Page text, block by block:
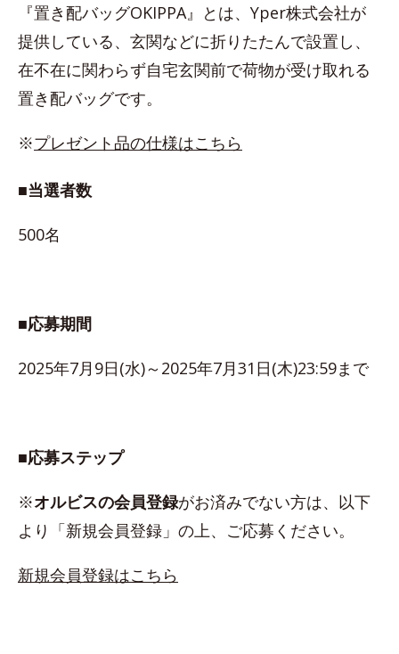
『置き配バッグOKIPPA』とは、Yper株式会社が
提供している、玄関などに折りたたんで設置し、
在不在に関わらず自宅玄関前で荷物が受け取れる
置き配バッグです。
※プレゼント品の仕様はこちら
■当選者数
500名
■応募期間
2025年7月9日(水)～2025年7月31日(木)23:59まで
■応募ステップ
※オルビスの会員登録がお済みでない方は、以下
より「新規会員登録」の上、ご応募ください。
新規会員登録はこちら